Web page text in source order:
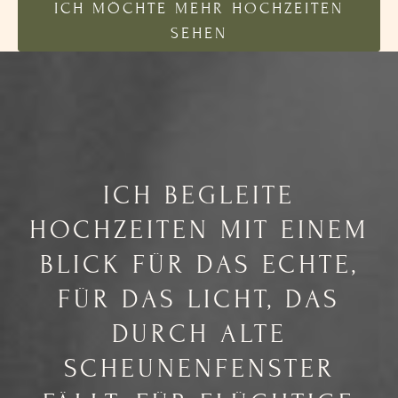
ICH MÖCHTE MEHR HOCHZEITEN
SEHEN
ICH BEGLEITE
HOCHZEITEN MIT EINEM
BLICK FÜR DAS ECHTE,
FÜR DAS LICHT, DAS
DURCH ALTE
SCHEUNENFENSTER